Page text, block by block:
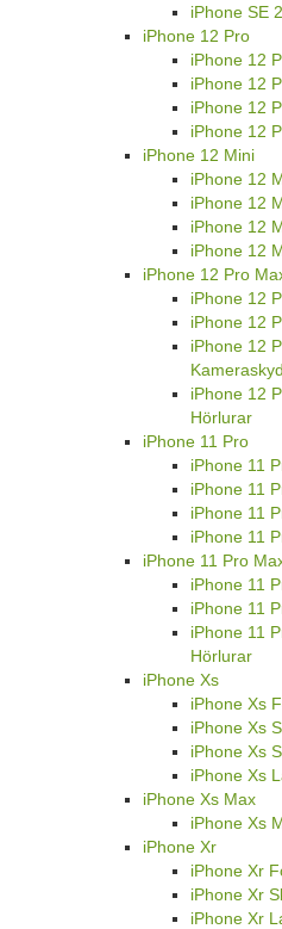
iPhone SE
iPhone 12 Pro
iPhone 12
iPhone 12
iPhone 12
iPhone 12
iPhone 12 Mini
iPhone 12
iPhone 12
iPhone 12
iPhone 12
iPhone 12 Pro
iPhone 12
iPhone 12
iPhone 12
iPhone 12
Hörlurar
iPhone 11 Pro
iPhone 11
iPhone 11
iPhone 11
iPhone 11
iPhone 11 Pro
iPhone 11
iPhone 11
iPhone 11
Hörlurar
iPhone Xs
iPhone Xs
iPhone Xs
iPhone Xs
iPhone Xs
iPhone Xs Max
iPhone Xs
iPhone Xr
iPhone Xr
iPhone Xr
iPhone Xr